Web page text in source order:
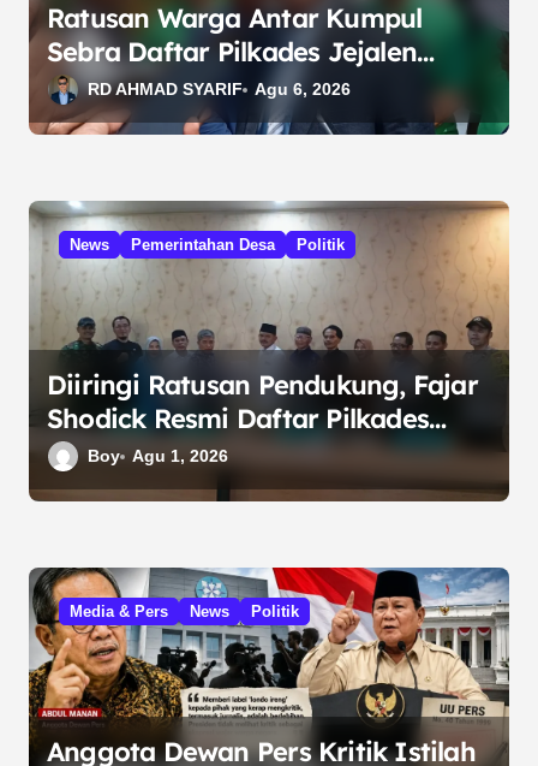
s
Ratusan Warga Antar Kumpul
Sebra Daftar Pilkades Jejalen
Jaya, Serukan Pemilu Damai
RD AHMAD SYARIF Agu 6, 2026
News Pemerintahan Desa Politik
Diiringi Ratusan Pendukung, Fajar
Shodick Resmi Daftar Pilkades
Sumber Jaya 2026
Boy Agu 1, 2026
Media & Pers News Politik
Anggota Dewan Pers Kritik Istilah